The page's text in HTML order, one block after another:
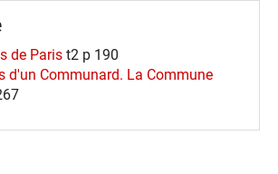
de Paris t2 p 190
d'un Communard. La Commune